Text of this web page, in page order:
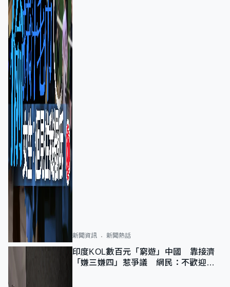
新聞資訊 新聞熱話
印度KOL數百元「窮遊」中國 靠接濟
「嫌三嫌四」惹爭議 網民：不歡迎劣